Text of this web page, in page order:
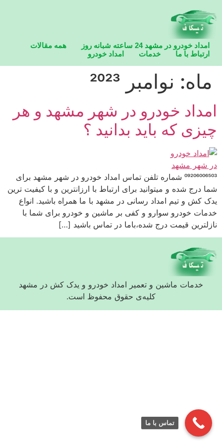
امداد خودرو در مشهد 24 ساعته شبانه روز
همه مقالات
ارتباط با ما
خدمات امداد خودرو
ماه: نوامبر 2023
امداد خودرو در شهر مشهد و هر
چیزی که باید بدانید ؟
09206006503 شماره تلفن تماس امداد خودرو در شهر مشهد برای
شما درج شده و میتوانید برای ارتباط با ارزانترین و با کیفیت ترین
یدک کش و تیم امداد رسانی در مشهد با ما همراه باشید. انواع
خدمات خودرو سوارو و کفی بر ماشین و خودرو برای شما با
نازلترین قیمت درج شده،باما در تماس باشید […]
خدمات ماشین و تعمیر امداد خودرو و یدک کش در مشهد
کلیه‌ی حقوق محفوظ است.
تماس با ما